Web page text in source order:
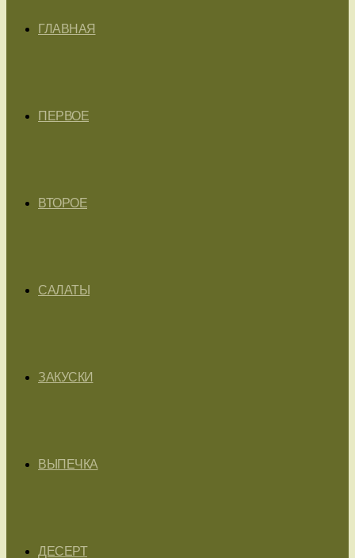
ГЛАВНАЯ
ПЕРВОЕ
ВТОРОЕ
САЛАТЫ
ЗАКУСКИ
ВЫПЕЧКА
ДЕСЕРТ